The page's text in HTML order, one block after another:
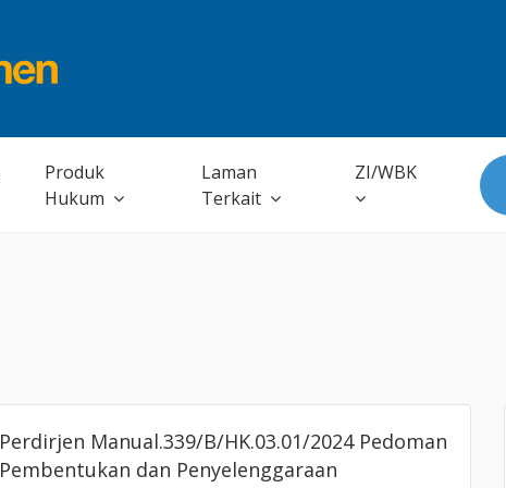
Produk
Hukum
Laman
Terkait
ZI/WBK
Perdirjen Manual.339/B/HK.03.01/2024 Pedoman
Pembentukan dan Penyelenggaraan